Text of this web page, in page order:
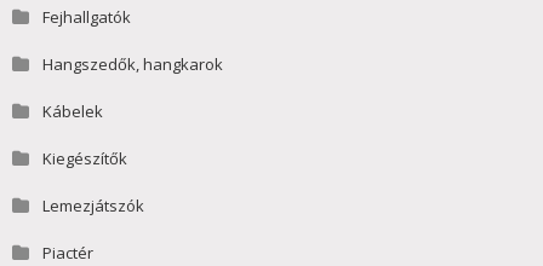
Fejhallgatók
Hangszedők, hangkarok
Kábelek
Kiegészítők
Lemezjátszók
Piactér